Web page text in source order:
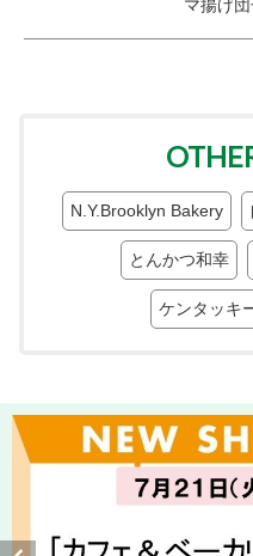
マ揚げ
N.Y.Brooklyn Bakery
とんかつ和幸
ケンタッキ